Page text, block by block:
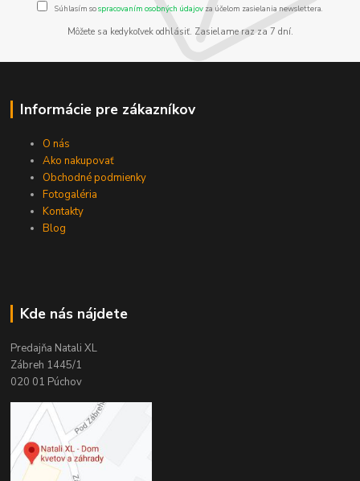
Súhlasím sospracovaním osobných údajov za účelom zasielania newslettera.
Môžete sa kedykoľvek odhlásiť. Zasielame raz za 7 dní.
Informácie pre zákazníkov
O nás
Ako nakupovať
Obchodné podmienky
Fotogaléria
Kontakty
Blog
Kde nás nájdete
Predajňa Natali XL
Zábreh 1445/1
020 01 Púchov